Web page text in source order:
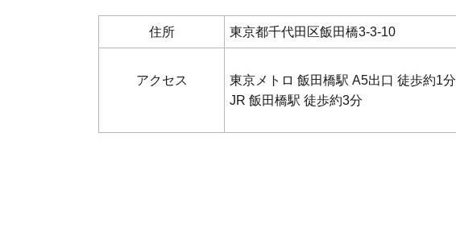
住所 東京都千代田区飯田橋3-3-10
アクセス
東京メトロ 飯田橋駅 A5出口 徒歩約1分
JR 飯田橋駅 徒歩約3分